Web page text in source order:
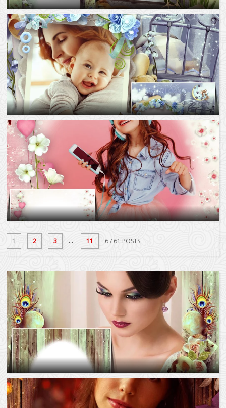
1 2 3 ... 11 6/ 61 POSTS